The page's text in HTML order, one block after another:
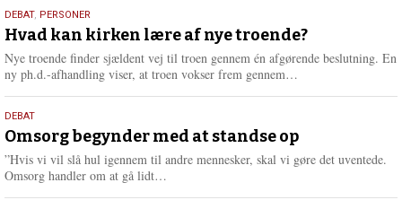
e
e
25.
juli
2026
DEBAT, PERSONER
Hvad kan kirken lære af nye troende?
Nye troende finder sjældent vej til troen gennem én afgørende beslutning. En
ny ph.d.-afhandling viser, at troen vokser frem gennem…
e
e
9.
juli
2026
DEBAT
Omsorg begynder med at standse op
”Hvis vi vil slå hul igennem til andre mennesker, skal vi gøre det uventede.
Omsorg handler om at gå lidt…